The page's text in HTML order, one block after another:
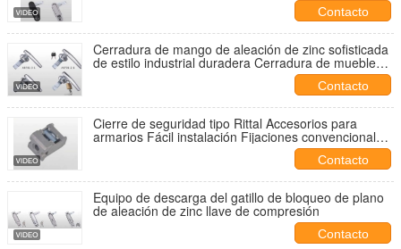
Contacto
Cerradura de mango de aleación de zinc sofisticada
de estilo industrial duradera Cerradura de muebles
Contacto
Cierre de seguridad tipo Rittal Accesorios para
armarios Fácil instalación Fijaciones convencionales
Contacto
Equipo de descarga del gatillo de bloqueo de plano
de aleación de zinc llave de compresión
Contacto